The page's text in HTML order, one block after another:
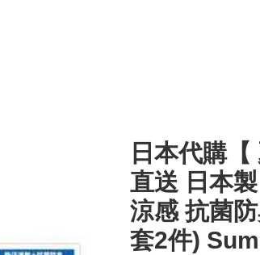
日本代購
直送 日本
涼感 抗菌
套2件)